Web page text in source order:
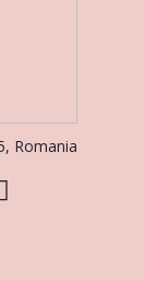
Romania